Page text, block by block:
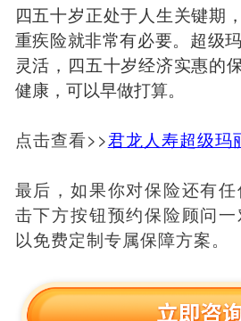
四五十岁正处于人生关键期
重疾险就非常有必要。超级
灵活，四五十岁经济实惠的
健康，可以早做打算。
点击查看>>君龙人寿超级玛
最后，如果你对保险还有
击下方按钮预约保险顾问
以免费定制专属保障方案。